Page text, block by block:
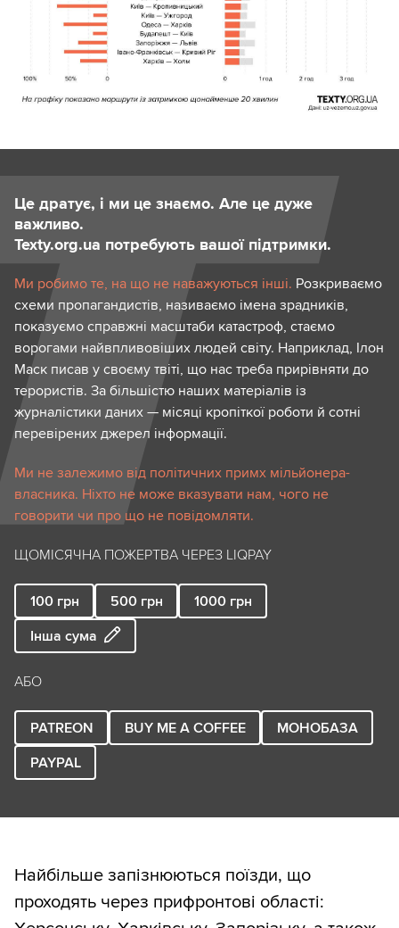
Це дратує, і ми це знаємо. Але це дуже
важливо.
Texty.org.ua потребують вашої підтримки.
Ми робимо те, на що не наважуються інші. Розкриваємо
схеми пропагандистів, називаємо імена зрадників,
показуємо справжні масштаби катастроф, стаємо
ворогами найвпливовіших людей світу. Наприклад, Ілон
Маск писав у своєму твіті, що нас треба прирівняти до
терористів. За більшістю наших матеріалів із
журналістики даних — місяці кропіткої роботи й сотні
перевірених джерел інформації.
Ми не залежимо від політичних примх мільйонера-
власника. Ніхто не може вказувати нам, чого не
говорити чи про що не повідомляти.
ЩОМІСЯЧНА ПОЖЕРТВА ЧЕРЕЗ LIQPAY
100 грн 500 грн 1000 грн
Інша сума
АБО
PATREON BUY ME A COFFEE
МОНОБАЗА
PAYPAL
Найбільше запізнюються поїзди, що
проходять через прифронтові області: